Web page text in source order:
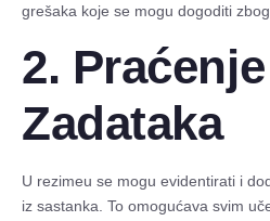
grešaka koje se mogu dogoditi
2. Praćenje
Zadataka
U rezimeu se mogu evidentirati i
iz sastanka. To omogućava svim